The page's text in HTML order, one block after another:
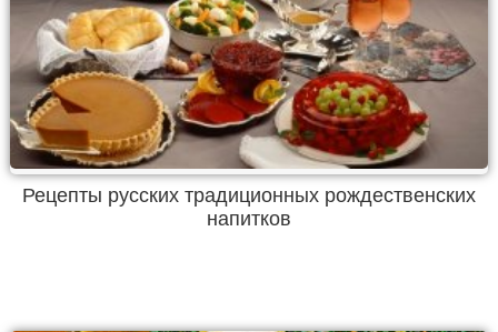
Рецепты русских традиционных рождественских
напитков